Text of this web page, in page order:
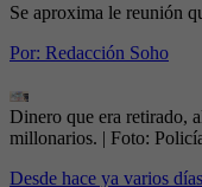
Se aproxima le reunión
Por: Redacción Soho
Dinero que era retirado,
millonarios. | Foto:
Desde hace ya varios